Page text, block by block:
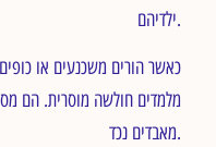
ילדיהם.
כאשר הורים משכנעים או
מלמדים חולשה מוסרית. הם
מאבדים נכד.